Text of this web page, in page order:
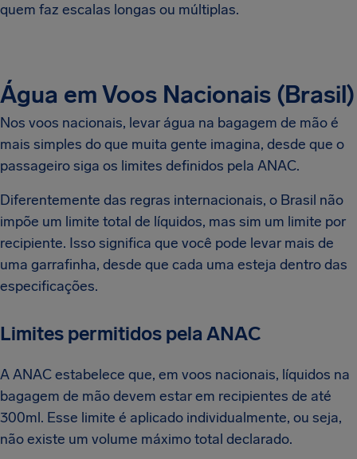
quem faz escalas longas ou múltiplas.
Água em Voos Nacionais (Brasil)
Nos voos nacionais, levar água na bagagem de mão é
mais simples do que muita gente imagina, desde que o
passageiro siga os limites definidos pela ANAC.
Diferentemente das regras internacionais, o Brasil não
impõe um limite total de líquidos, mas sim um limite por
recipiente. Isso significa que você pode levar mais de
uma garrafinha, desde que cada uma esteja dentro das
especificações.
Limites permitidos pela ANAC
A ANAC estabelece que, em voos nacionais, líquidos na
bagagem de mão devem estar em recipientes de até
300ml. Esse limite é aplicado individualmente, ou seja,
não existe um volume máximo total declarado.